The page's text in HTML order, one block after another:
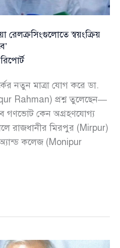
রেলক্রসিংগুলোতে স্বয়ংক্রিয়
নতুন মাত্রা যোগ করে ডা.
Rahman) প্রশ্ন তুলেছেন—
গণভোট কেন অগ্রহণযোগ্য
রাজধানীর মিরপুর (Mirpur)
কলেজ (Monipur